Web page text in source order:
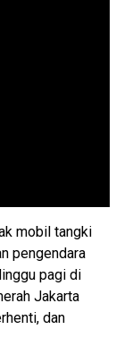
mobil tangki
pengendara
pagi di
Jakarta
dan